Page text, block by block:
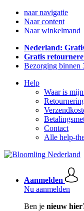
naar navigatie
Naar content
Naar winkelmand
Nederland:
Gratis
Bezorging binnen
Help
Waar is
Contact
Alle help-
Aanmelden
Nu aanmelden
Ben je nieuw